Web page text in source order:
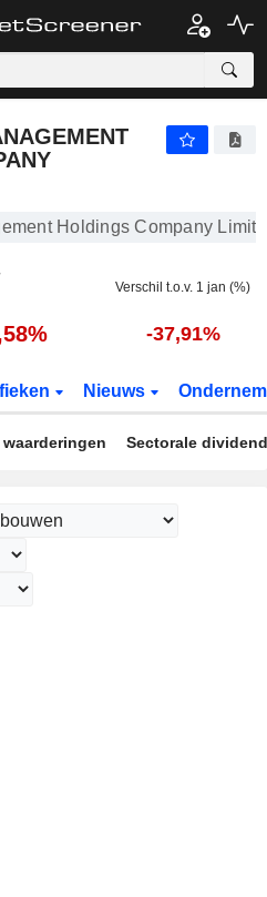
Holdings Company
Verschil t.o.v. 1 jan (%)
-37,91%
Nieuws
Sectorale